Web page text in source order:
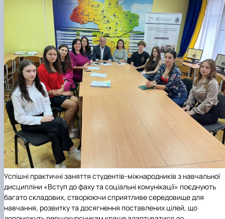
Успішні практичні заняття студентів-міжнародників з навчальної
дисципліни «Вступ до фаху та соціальні комунікації» поєднують
багато складових, створюючи сприятливе середовище для
навчання, розвитку та досягнення поставлених цілей, що